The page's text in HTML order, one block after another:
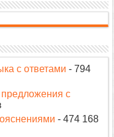
с ответами - 794
с
- 474 168